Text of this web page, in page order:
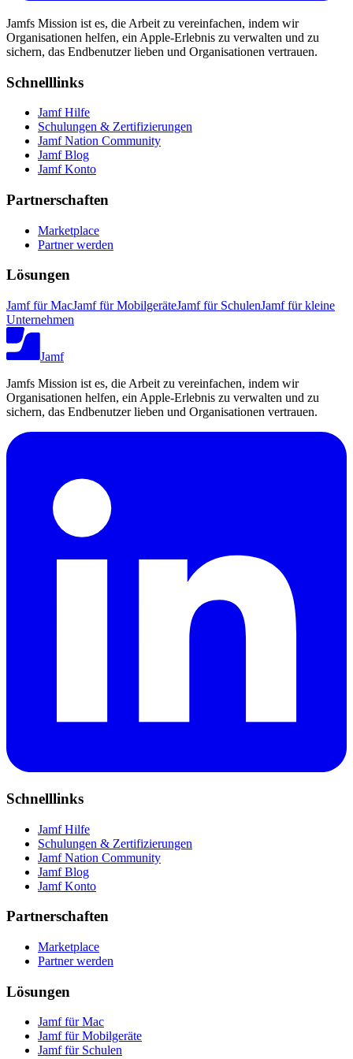
Jamfs Mission ist es, die Arbeit zu vereinfachen, indem wir
Organisationen helfen, ein Apple-Erlebnis zu verwalten und zu
sichern, das Endbenutzer lieben und Organisationen vertrauen.
Schnelllinks
Jamf Hilfe
Schulungen & Zertifizierungen
Jamf Nation Community
Jamf Blog
Jamf Konto
Partnerschaften
Marketplace
Partner werden
Lösungen
Jamf für MacJamf für MobilgeräteJamf für SchulenJamf für kleine
Unternehmen
Jamf
Jamfs Mission ist es, die Arbeit zu vereinfachen, indem wir
Organisationen helfen, ein Apple-Erlebnis zu verwalten und zu
sichern, das Endbenutzer lieben und Organisationen vertrauen.
Schnelllinks
Jamf Hilfe
Schulungen & Zertifizierungen
Jamf Nation Community
Jamf Blog
Jamf Konto
Partnerschaften
Marketplace
Partner werden
Lösungen
Jamf für Mac
Jamf für Mobilgeräte
Jamf für Schulen